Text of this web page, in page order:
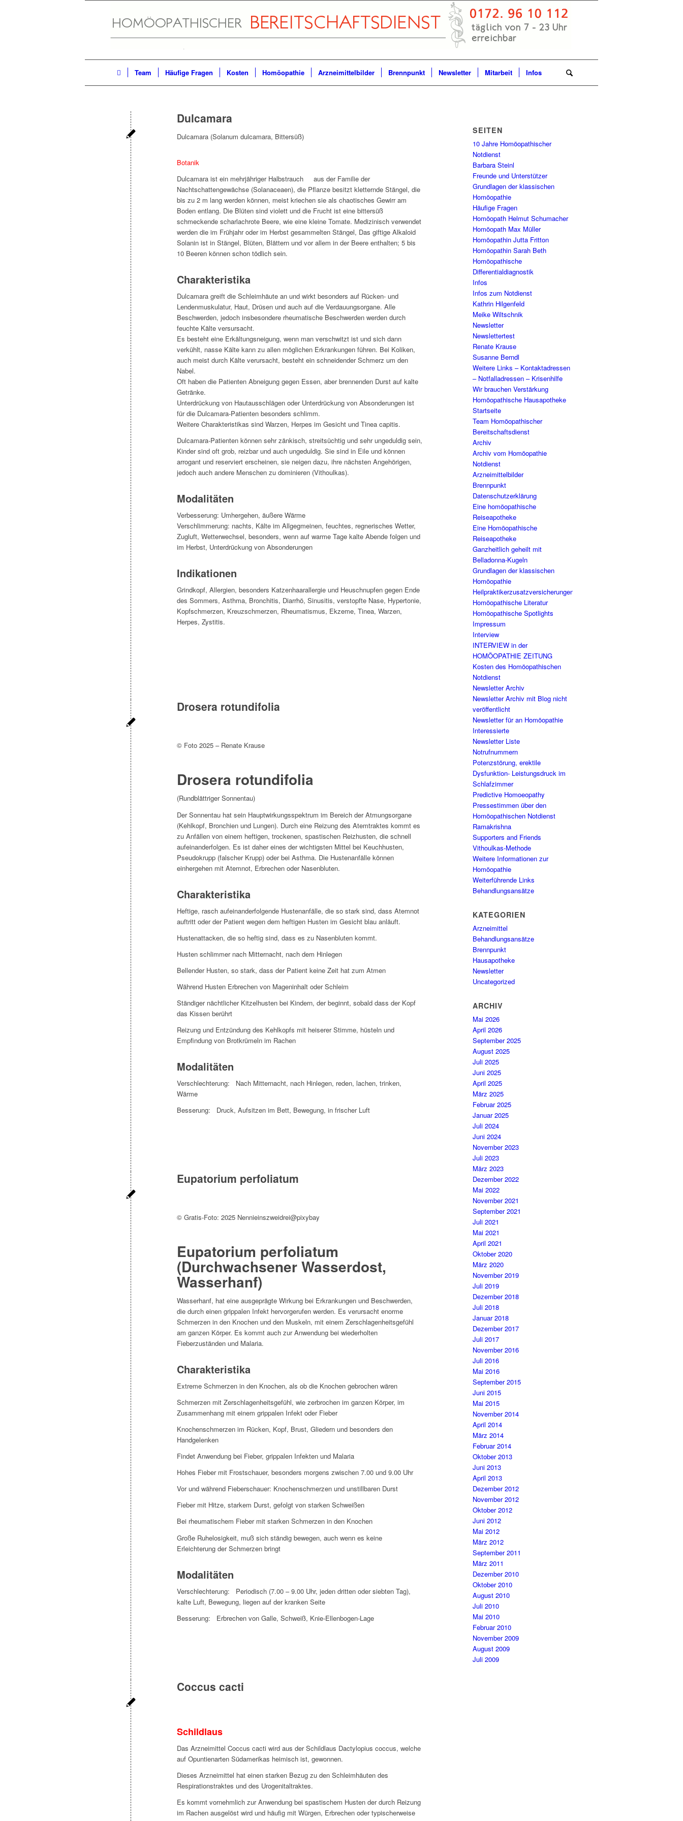
Team Häufige Fragen Kosten Homöopathie Arzneimittelbilder Brennpunkt Newsletter Mitarbeit Infos
Dulcamara
Dulcamara (Solanum dulcamara, Bittersüß)
Botanik
Dulcamara ist ein mehrjähriger Halbstrauch aus der Familie der
Nachtschattengewächse (Solanaceaen), die Pflanze besitzt kletternde Stängel, die
bis zu 2 m lang werden können, meist kriechen sie als chaotisches Gewirr am
Boden entlang. Die Blüten sind violett und die Frucht ist eine bittersüß
schmeckende scharlachrote Beere, wie eine kleine Tomate. Medizinisch verwendet
werden die im Frühjahr oder im Herbst gesammelten Stängel, Das giftige Alkaloid
Solanin ist in Stängel, Blüten, Blättern und vor allem in der Beere enthalten; 5 bis
10 Beeren können schon tödlich sein.
Charakteristika
Dulcamara greift die Schleimhäute an und wirkt besonders auf Rücken- und
Lendenmuskulatur, Haut, Drüsen und auch auf die Verdauungsorgane. Alle
Beschwerden, jedoch insbesondere rheumatische Beschwerden werden durch
feuchte Kälte versursacht.
Es besteht eine Erkältungsneigung, wenn man verschwitzt ist und sich dann
verkühlt, nasse Kälte kann zu allen möglichen Erkrankungen führen. Bei Koliken,
auch meist durch Kälte verursacht, besteht ein schneidender Schmerz um den
Nabel.
Oft haben die Patienten Abneigung gegen Essen, aber brennenden Durst auf kalte
Getränke.
Unterdrückung von Hautausschlägen oder Unterdrückung von Absonderungen ist
für die Dulcamara-Patienten besonders schlimm.
Weitere Charakteristikas sind Warzen, Herpes im Gesicht und Tinea capitis.
Dulcamara-Patienten können sehr zänkisch, streitsüchtig und sehr ungeduldig sein,
Kinder sind oft grob, reizbar und auch ungeduldig. Sie sind in Eile und können
arrogant und reserviert erscheinen, sie neigen dazu, ihre nächsten Angehörigen,
jedoch auch andere Menschen zu dominieren (Vithoulkas).
Modalitäten
Verbesserung: Umhergehen, äußere Wärme
Verschlimmerung: nachts, Kälte im Allgegmeinen, feuchtes, regnerisches Wetter,
Zugluft, Wetterwechsel, besonders, wenn auf warme Tage kalte Abende folgen und
im Herbst, Unterdrückung von Absonderungen
Indikationen
Grindkopf, Allergien, besonders Katzenhaarallergie und Heuschnupfen gegen Ende
des Sommers, Asthma, Bronchitis, Diarrhö, Sinusitis, verstopfte Nase, Hypertonie,
Kopfschmerzen, Kreuzschmerzen, Rheumatismus, Ekzeme, Tinea, Warzen,
Herpes, Zystitis.
Drosera rotundifolia
© Foto 2025 – Renate Krause
Drosera rotundifolia
(Rundblättriger Sonnentau)
Der Sonnentau hat sein Hauptwirkungsspektrum im Bereich der Atmungsorgane
(Kehlkopf, Bronchien und Lungen). Durch eine Reizung des Atemtraktes kommt es
zu Anfällen von einem heftigen, trockenen, spastischen Reizhusten, die schnell
aufeinanderfolgen. Es ist daher eines der wichtigsten Mittel bei Keuchhusten,
Pseudokrupp (falscher Krupp) oder bei Asthma. Die Hustenanfälle können
einhergehen mit Atemnot, Erbrechen oder Nasenbluten.
Charakteristika
Heftige, rasch aufeinanderfolgende Hustenanfälle, die so stark sind, dass Atemnot
auftritt oder der Patient wegen dem heftigen Husten im Gesicht blau anläuft.
Hustenattacken, die so heftig sind, dass es zu Nasenbluten kommt.
Husten schlimmer nach Mitternacht, nach dem Hinlegen
Bellender Husten, so stark, dass der Patient keine Zeit hat zum Atmen
Während Husten Erbrechen von Mageninhalt oder Schleim
Ständiger nächtlicher Kitzelhusten bei Kindern, der beginnt, sobald dass der Kopf
das Kissen berührt
Reizung und Entzündung des Kehlkopfs mit heiserer Stimme, hüsteln und
Empfindung von Brotkrümeln im Rachen
Modalitäten
Verschlechterung: Nach Mitternacht, nach Hinlegen, reden, lachen, trinken,
Wärme
Besserung: Druck, Aufsitzen im Bett, Bewegung, in frischer Luft
Eupatorium perfoliatum
© Gratis-Foto: 2025 Nennieinszweidrei@pixybay
Eupatorium perfoliatum
(Durchwachsener Wasserdost,
Wasserhanf)
Wasserhanf, hat eine ausgeprägte Wirkung bei Erkrankungen und Beschwerden,
die durch einen grippalen Infekt hervorgerufen werden. Es verursacht enorme
Schmerzen in den Knochen und den Muskeln, mit einem Zerschlagenheitsgefühl
am ganzen Körper. Es kommt auch zur Anwendung bei wiederholten
Fieberzuständen und Malaria.
Charakteristika
Extreme Schmerzen in den Knochen, als ob die Knochen gebrochen wären
Schmerzen mit Zerschlagenheitsgefühl, wie zerbrochen im ganzen Körper, im
Zusammenhang mit einem grippalen Infekt oder Fieber
Knochenschmerzen im Rücken, Kopf, Brust, Gliedern und besonders den
Handgelenken
Findet Anwendung bei Fieber, grippalen Infekten und Malaria
Hohes Fieber mit Frostschauer, besonders morgens zwischen 7.00 und 9.00 Uhr
Vor und während Fieberschauer: Knochenschmerzen und unstillbaren Durst
Fieber mit Hitze, starkem Durst, gefolgt von starken Schweißen
Bei rheumatischem Fieber mit starken Schmerzen in den Knochen
Große Ruhelosigkeit, muß sich ständig bewegen, auch wenn es keine
Erleichterung der Schmerzen bringt
Modalitäten
Verschlechterung: Periodisch (7.00 – 9.00 Uhr, jeden dritten oder siebten Tag),
kalte Luft, Bewegung, liegen auf der kranken Seite
Besserung: Erbrechen von Galle, Schweiß, Knie-Ellenbogen-Lage
Coccus cacti
Schildlaus
Das Arzneimittel Coccus cacti wird aus der Schildlaus Dactylopius coccus, welche
auf Opuntienarten Südamerikas heimisch ist, gewonnen.
Dieses Arzneimittel hat einen starken Bezug zu den Schleimhäuten des
Respirationstraktes und des Urogenitaltraktes.
Es kommt vornehmlich zur Anwendung bei spastischem Husten der durch Reizung
im Rachen ausgelöst wird und häufig mit Würgen, Erbrechen oder typischerweise
SEITEN
10 Jahre Homöopathischer
Notdienst
Barbara Steinl
Freunde und Unterstützer
Grundlagen der klassischen
Homöopathie
Häufige Fragen
Homöopath Helmut Schumacher
Homöopath Max Müller
Homöopathin Jutta Fritton
Homöopathin Sarah Beth
Homöopathische
Differentialdiagnostik
Infos
Infos zum Notdienst
Kathrin Hilgenfeld
Meike Wiltschnik
Newsletter
Newslettertest
Renate Krause
Susanne Berndl
Weitere Links – Kontaktadressen
– Notfalladressen – Krisenhilfe
Wir brauchen Verstärkung
Homöopathische Hausapotheke
Startseite
Team Homöopathischer
Bereitschaftsdienst
Archiv
Archiv vom Homöopathie
Notdienst
Arzneimittelbilder
Brennpunkt
Datenschutzerklärung
Eine homöopathische
Reiseapotheke
Eine Homöopathische
Reiseapotheke
Ganzheitlich geheilt mit
Belladonna-Kugeln
Grundlagen der klassischen
Homöopathie
Heilpraktikerzusatzversicherungen
Homöopathische Literatur
Homöopathische Spotlights
Impressum
Interview
INTERVIEW in der
HOMÖOPATHIE ZEITUNG
Kosten des Homöopathischen
Notdienst
Newsletter Archiv
Newsletter Archiv mit Blog nicht
veröffentlicht
Newsletter für an Homöopathie
Interessierte
Newsletter Liste
Notrufnummern
Potenzstörung, erektile
Dysfunktion- Leistungsdruck im
Schlafzimmer
Predictive Homoeopathy
Pressestimmen über den
Homöopathischen Notdienst
Ramakrishna
Supporters and Friends
Vithoulkas-Methode
Weitere Informationen zur
Homöopathie
Weiterführende Links
Behandlungsansätze
KATEGORIEN
Arzneimittel
Behandlungsansätze
Brennpunkt
Hausapotheke
Newsletter
Uncategorized
ARCHIV
Mai 2026
April 2026
September 2025
August 2025
Juli 2025
Juni 2025
April 2025
März 2025
Februar 2025
Januar 2025
Juli 2024
Juni 2024
November 2023
Juli 2023
März 2023
Dezember 2022
Mai 2022
November 2021
September 2021
Juli 2021
Mai 2021
April 2021
Oktober 2020
März 2020
November 2019
Juli 2019
Dezember 2018
Juli 2018
Januar 2018
Dezember 2017
Juli 2017
November 2016
Juli 2016
Mai 2016
September 2015
Juni 2015
Mai 2015
November 2014
April 2014
März 2014
Februar 2014
Oktober 2013
Juni 2013
April 2013
Dezember 2012
November 2012
Oktober 2012
Juni 2012
Mai 2012
März 2012
September 2011
März 2011
Dezember 2010
Oktober 2010
August 2010
Juli 2010
Mai 2010
Februar 2010
November 2009
August 2009
Juli 2009